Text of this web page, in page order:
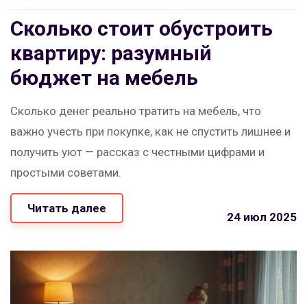
Сколько стоит обустроить
квартиру: разумный
бюджет на мебель
Сколько денег реально тратить на мебель, что
важно учесть при покупке, как не спустить лишнее и
получить уют — рассказ с честными цифрами и
простыми советами.
Читать далее
24 июл 2025